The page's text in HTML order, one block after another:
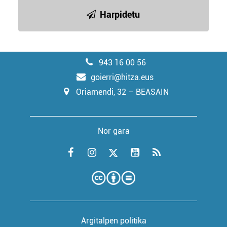
Harpidetu
943 16 00 56
goierri@hitza.eus
Oriamendi, 32 – BEASAIN
Nor gara
Argitalpen politika